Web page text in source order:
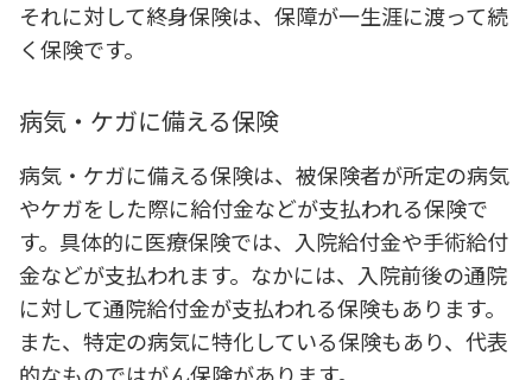
それに対して終身保険は、保障が一生涯に渡って続
く保険です。
病気・ケガに備える保険
病気・ケガに備える保険は、被保険者が所定の病気
やケガをした際に給付金などが支払われる保険で
す。具体的に医療保険では、入院給付金や手術給付
金などが支払われます。なかには、入院前後の通院
に対して通院給付金が支払われる保険もあります。
また、特定の病気に特化している保険もあり、代表